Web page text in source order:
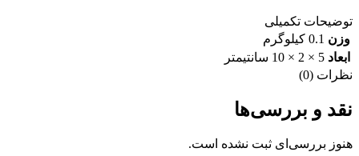
توضیحات تکمیلی
وزن 0.1 کیلوگرم
ابعاد 5 × 2 × 10 سانتیمتر
نظرات (0)
نقد و بررسی‌ها
هنوز بررسی‌ای ثبت نشده است.